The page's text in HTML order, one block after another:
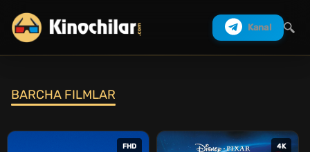
Kanal
BARCHA FILMLAR
FHD 4K